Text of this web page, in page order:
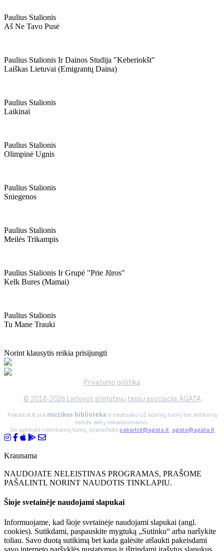
Paulius Stalionis
Aš Ne Tavo Pusė
Paulius Stalionis Ir Dainos Studija "keberiokšt"
Laiškas Lietuvai (emigrantų Daina)
Paulius Stalionis
Laikinai
Paulius Stalionis
Olimpinė Ugnis
Paulius Stalionis
Sniegenos
Paulius Stalionis
Meilės Trikampis
Paulius Stalionis Ir Grupė "prie Jūros"
Kelk Bures (mamai)
Paulius Stalionis
Tu Mane Trauki
Norint klausytis reikia prisijungti
Privatumo politika
© 2014-2026 Lietuvos gretutinių teisių asociacija AGATA
Pakartot.lt yra muzikos biblioteka ir neatsako už kūrinių turinį bei atitikimą
teisės aktų reikalavimams.
Jei aptikote netinkamą turinį, praneškite pakartot@agata.lt, agata@agata.lt
Kraunama
NAUDOJATE NELEISTINAS PROGRAMAS, PRAŠOME
PAŠALINTI, NORINT NAUDOTIS TINKLAPIU.
Šioje svetainėje naudojami slapukai
Informuojame, kad šioje svetainėje naudojami slapukai (angl.
cookies). Sutikdami, paspauskite mygtuką „Sutinku“ arba naršykite
toliau. Savo duotą sutikimą bet kada galėsite atšaukti pakeisdami
savo interneto naršyklės nustatymus ir ištrindami įrašytus slapukus.